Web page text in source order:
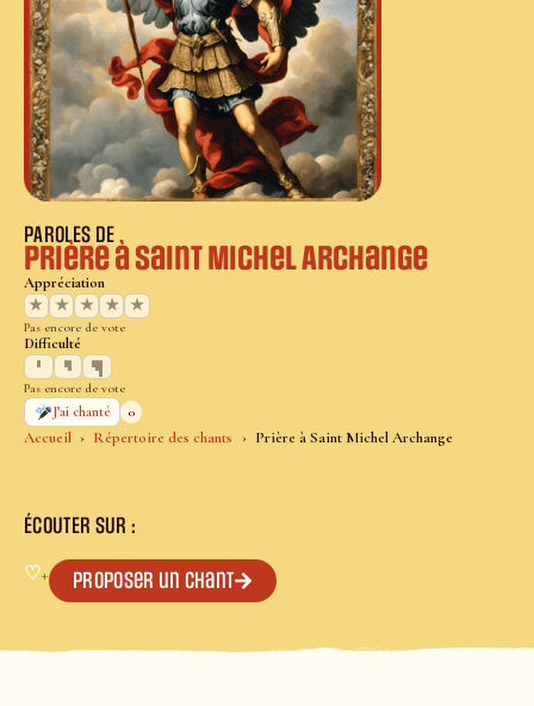
Accueil Répertoire des chants Prière à Saint Michel Archange
PAROLES DE
Prière à Saint Michel Archange
Appréciation
★
★ ★ ★ ★
Pas encore de vote
Difficulté
Pas encore de vote
J’ai chanté
0
ÉCOUTER SUR :
♡+ Proposer un chant